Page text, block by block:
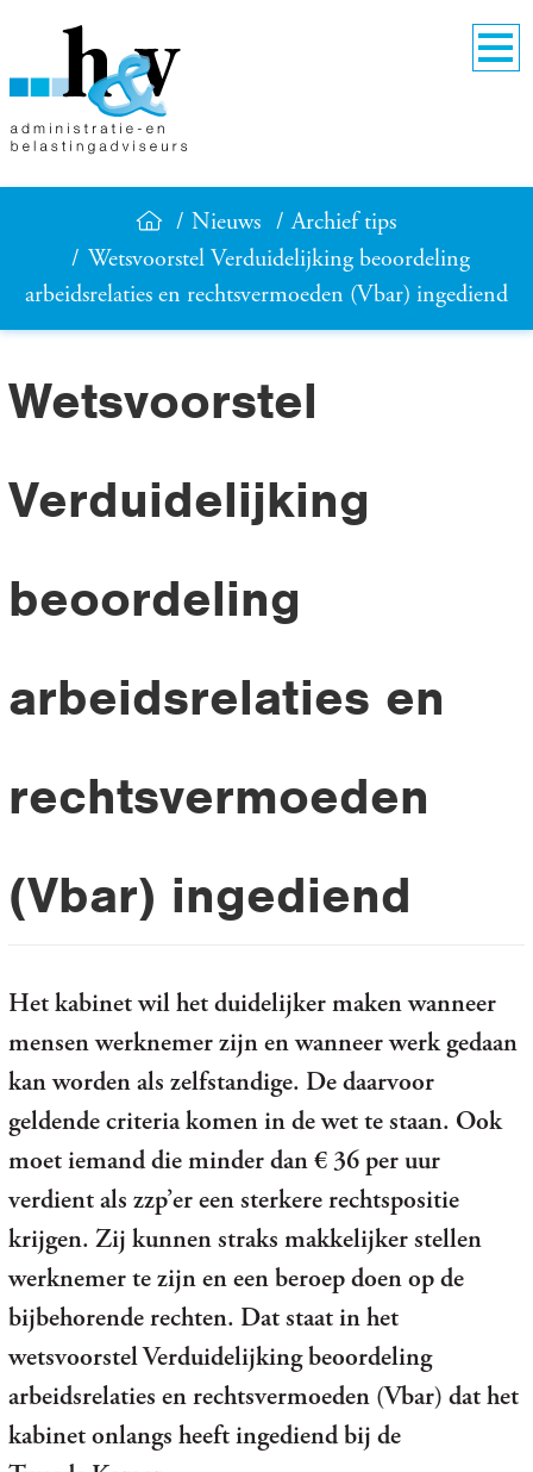
Nieuws
Archief tips
Wetsvoorstel Verduidelijking beoordeling
arbeidsrelaties en rechtsvermoeden (Vbar) ingediend
Wetsvoorstel
Verduidelijking
beoordeling
arbeidsrelaties en
rechtsvermoeden
(Vbar) ingediend
Het kabinet wil het duidelijker maken wanneer
mensen werknemer zijn en wanneer werk gedaan
kan worden als zelfstandige. De daarvoor
geldende criteria komen in de wet te staan. Ook
moet iemand die minder dan € 36 per uur
verdient als zzp’er een sterkere rechtspositie
krijgen. Zij kunnen straks makkelijker stellen
werknemer te zijn en een beroep doen op de
bijbehorende rechten. Dat staat in het
wetsvoorstel Verduidelijking beoordeling
arbeidsrelaties en rechtsvermoeden (Vbar) dat het
kabinet onlangs heeft ingediend bij de